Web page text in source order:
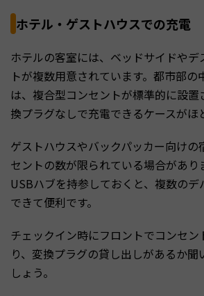
ホテル・ゲストハウスでの充電
ホテルの客室には、ベッドサイドや
トが複数用意されています。都市部
は、複合型コンセントが標準的に設
換プラグなしで充電できるケースがほ
ゲストハウスやバックパッカー向けの
セントの数が限られている場合があり
USBハブを持参しておくと、複数の
できて便利です。
チェックイン時にフロントでコンセ
り、変換プラグの貸し出しがあるか
しょう。